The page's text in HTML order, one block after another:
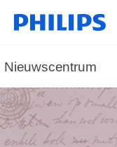
Nieuwscentrum